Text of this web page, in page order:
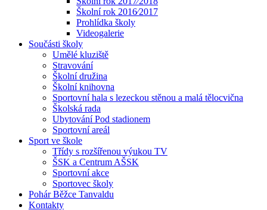
Školní rok 2016⁄2017
Prohlídka školy
Videogalerie
Součásti školy
Umělé kluziště
Stravování
Školní družina
Školní knihovna
Sportovní hala s lezeckou stěnou a malá tělocvična
Školská rada
Ubytování Pod stadionem
Sportovní areál
Sport ve škole
Třídy s rozšířenou výukou TV
ŠSK a Centrum AŠSK
Sportovní akce
Sportovec školy
Pohár Běžce Tanvaldu
Kontakty